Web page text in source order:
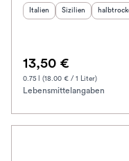
Klassifikation
Herkunftsland
Italien Herkunftsregion:
Sizilien
13,50 €
0.75 l (18.00 € / 1 Liter)
Lebensmittelangaben